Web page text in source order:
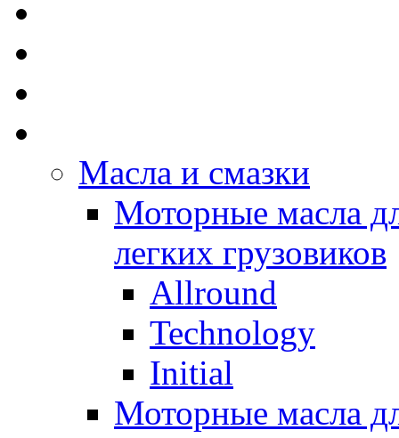
Масла и смазки
Моторные масла
легких грузовиков
Allround
Technology
Initial
Моторные масла